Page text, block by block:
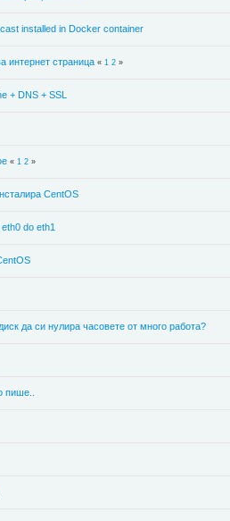
installed in Docker container
интернет страница « 1 2»
+ DNS + SSL
« 1 2»
CentOS
do eth1
да си нулира часовете от много работа?
пише..